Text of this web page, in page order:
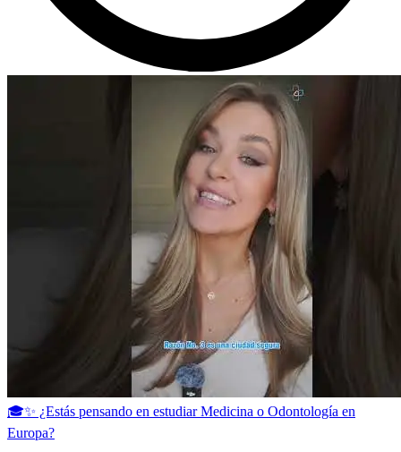
🎓✨ ¿Estás pensando en estudiar Medicina o Odontología en
Europa?